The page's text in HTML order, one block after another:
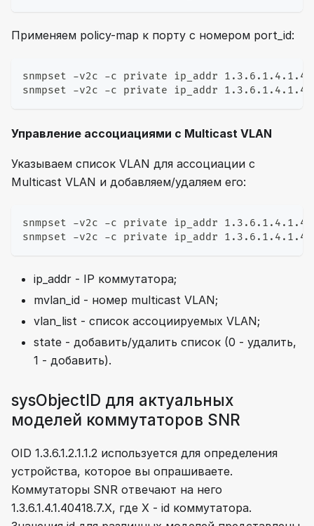
Применяем policy-map к порту с номером port_id:
snmpset -v2c -c private ip_addr
snmpset -v2c -c private ip_addr
Управление ассоциациями с Multicast VLAN
Указываем список VLAN для ассоциации с
Multicast VLAN и добавляем/удаляем его:
snmpset -v2c -c private ip_addr
snmpset -v2c -c private ip_addr
ip_addr - IP коммутатора;
mvlan_id - номер multicast VLAN;
vlan_list - список ассоциируемых VLAN;
state - добавить/удалить список (0 - удалить,
1 - добавить).
sysObjectID для актуальных
моделей коммутаторов SNR
OID 1.3.6.1.2.1.1.2 используется для определения
устройства, которое вы опрашиваете.
Коммутаторы SNR отвечают на него
1.3.6.1.4.1.40418.7.X, где X - id коммутатора.